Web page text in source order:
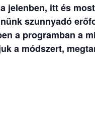
jelenben, itt és
szunnyadó
a programban a
a módszert,